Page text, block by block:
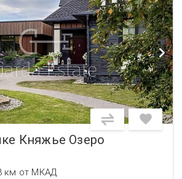
Княжье Озеро
км от МКАД